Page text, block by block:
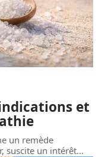
et
un remède
suscite un intérêt…